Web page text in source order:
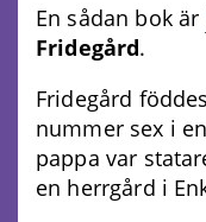
En sådan bok är
Fridegård.
Fridegård
nummer sex i
pappa var
en herrgård i